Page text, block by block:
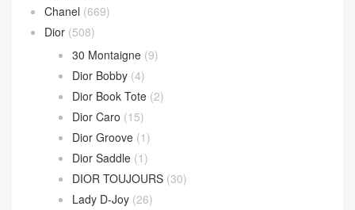
Chanel (669)
Dior (508)
30 Montaigne (9)
Dior Bobby (4)
Dior Book Tote (2)
Dior Caro (15)
Dior Groove (1)
Dior Saddle (1)
DIOR TOUJOURS (30)
Lady D-Joy (26)